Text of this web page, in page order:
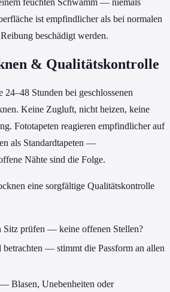
ist empfindlicher als bei normalen
beschädigt werden.
& Qualitätskontrolle
24–48 Stunden bei geschlossenen
Keine Zugluft, nicht heizen, keine
Fototapeten reagieren empfindlicher auf
als Standardtapeten —
Nähte sind die Folge.
eine sorgfältige Qualitätskontrolle
Sitz prüfen — keine offenen Stellen?
— stimmt die Passform an allen
Blasen, Unebenheiten oder